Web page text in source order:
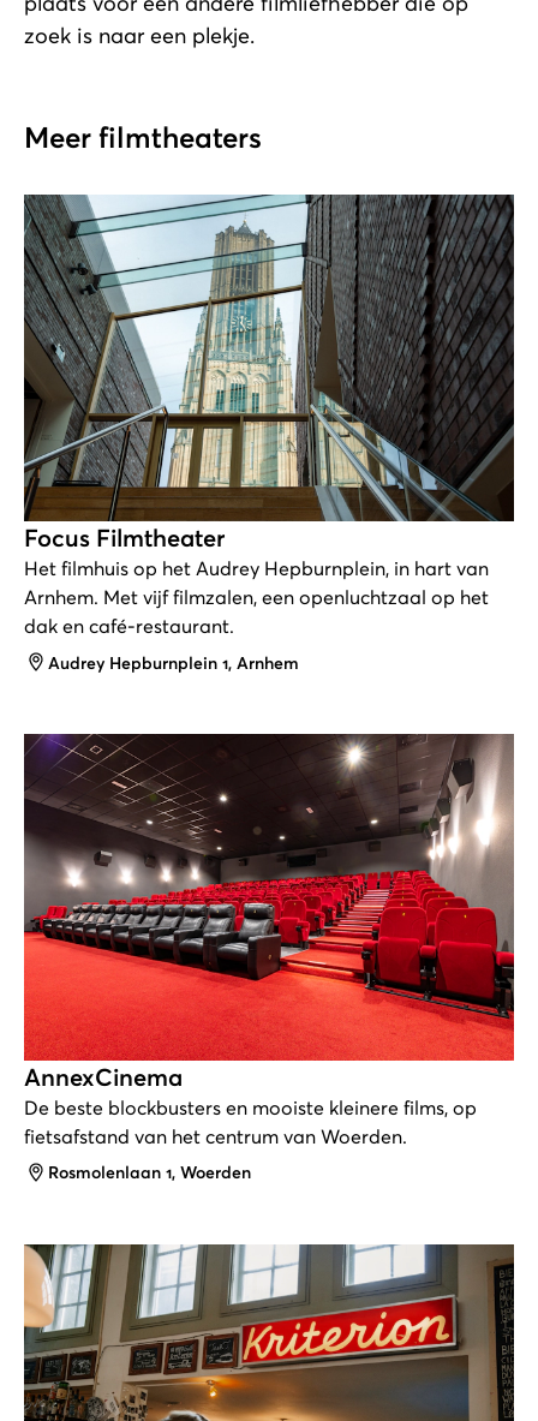
zoek is naar een plekje.
Meer filmtheaters
Focus Filmtheater
Het filmhuis op het Audrey Hepburnplein, in hart van
Arnhem. Met vijf filmzalen, een openluchtzaal op het
dak en café-restaurant.
Adres
Audrey Hepburnplein 1, Arnhem
AnnexCinema
De beste blockbusters en mooiste kleinere films, op
fietsafstand van het centrum van Woerden.
Adres
Rosmolenlaan 1, Woerden